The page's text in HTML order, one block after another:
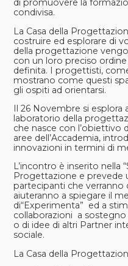
di promuovere la
condivisa.
La Casa della
costruire ed esplorare di
della progettazione
con un loro preciso
definita. I progettisti,
mostrano come questi
gli ospiti ad orientarsi.
Il 26 Novembre si esplora
laboratorio della
che nasce con l’obiettivo
aree dell’Accademia,
innovazioni in termini di
L’incontro è inserito nella
Progettazione e
partecipanti che verranno
aiuteranno a spiegare il
di“Experimenta” ed a
collaborazioni a sostegno
o di idee di altri Partner
sociale.
La Casa della